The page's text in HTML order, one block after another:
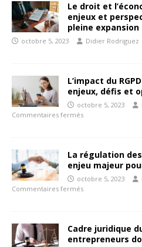
Le droit et
enjeux et
pleine expansion
octobre 5, 2023 Didier Rodriguez
L’impact du
enjeux, défis et
octobre 5, 2023
Commentaires fermés
La régulation
enjeu majeur
octobre 5, 2023
Commentaires fermés
Cadre juridique
entrepreneurs